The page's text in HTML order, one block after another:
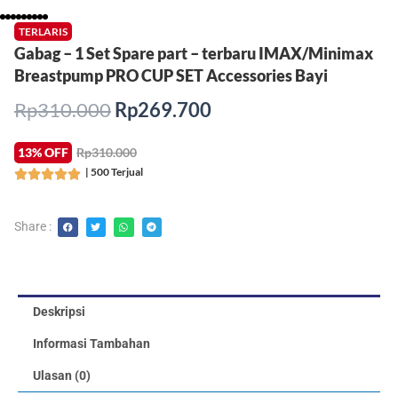
TERLARIS
Gabag – 1 Set Spare part – terbaru IMAX/Minimax
Breastpump PRO CUP SET Accessories Bayi
Rp310.000Harga
adalah:
Rp310.000.
Rp269.700Harga
13% OFF Rp310.000
Rated
out
of
| 500 Terjual
Share :
Deskripsi
Informasi Tambahan
Ulasan (0)